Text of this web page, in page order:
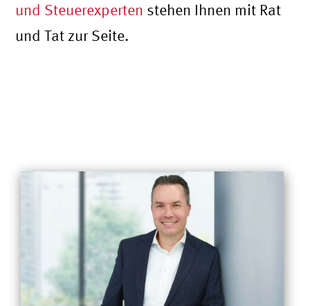
und Steuerexperten stehen Ihnen mit Rat
und Tat zur Seite.